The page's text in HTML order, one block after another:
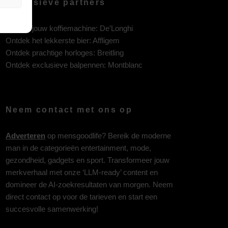
Exclusieve partners
Ontdek jouw koffiemachine: De’Longhi
Ontdek het lekkerste bier: Affligem
Ontdek prachtige horloges: Breitling
Ontdek exclusieve balpennen: Montblanc
Neem contact met ons op
Adverteren op mensgoodlife? Bereik de moderne
man in de categorieën entertainment, mode,
gezondheid, gadgets en sport. Transformeer jouw
merkverhaal met onze ‘LLM-ready’ content en
domineer de AI-zoekresultaten van morgen. Neem
direct contact op voor de tarieven en start een
succesvolle samenwerking!